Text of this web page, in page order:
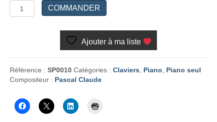
quantité
de
COMMANDER
Ajouter à ma liste
Référence : SP0010 Catégories : Claviers, Piano, Piano seul
Compositeur : Pascal Claude